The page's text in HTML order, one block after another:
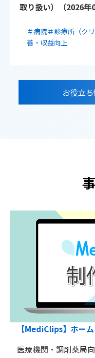
取り扱い）（2026年
＃病院＃診療所（ク
善・収益向上
お役立
【MediClips】ホー
医療機関・調剤薬局